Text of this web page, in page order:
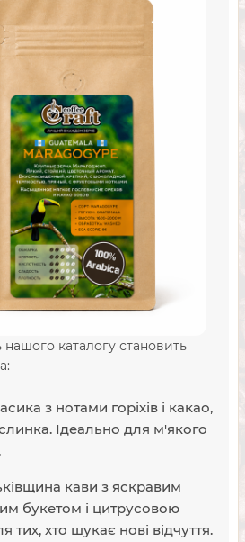
каталогу становить
з нотами горіхів і какао,
Ідеально для м'якого
кави з яскравим
букетом і цитрусовою
тих, хто шукає нові відчуття.